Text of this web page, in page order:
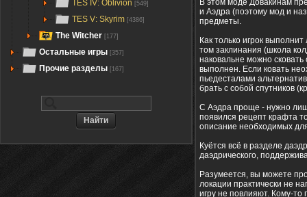
TES IV: Oblivion [549]
TES V: Skyrim [4386]
The Witcher [177]
Остальные игры [357]
Прочие разделы [167]
В этом моде Довакинам
и Аэдра (поэтому мод и
предметы.
Как только игрок
том заклинания (школа
наковальне можно
выполнен. Если ковать
пьедесталами
брать с собой спутников
С Аэдра проще - нужно
появился рецепт крафта
описание необходимых
Куётся всё в разделе
даэдрического,
Разумеется, вы можете
локации практически не
игру не повлияют. Кому-